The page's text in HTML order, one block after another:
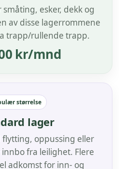
esker, dekk og
av disse lagerrommene
trapp/rullende trapp.
kr/mnd
lager
flytting, oppussing eller
fra leilighet. Flere
adkomst for inn- og